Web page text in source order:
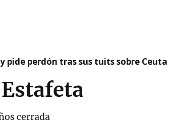
pide perdón tras sus tuits sobre Ceuta
cerrada